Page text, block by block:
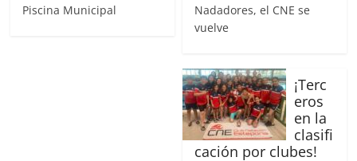
Piscina Municipal
Nadadores, el CNE se
vuelve
¡Terc
eros
en la
clasifi
cación por clubes!